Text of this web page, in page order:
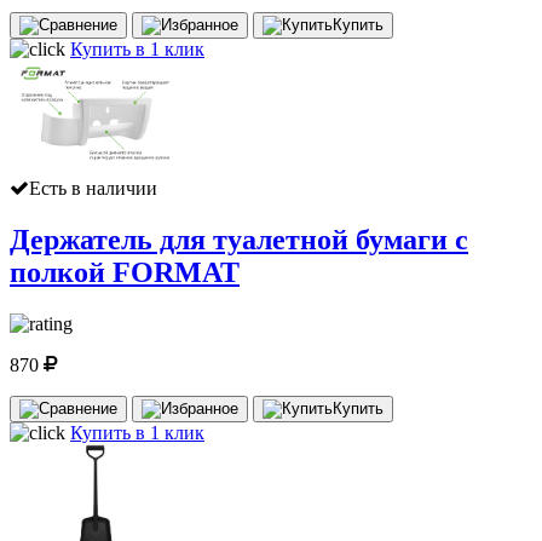
Купить
Купить в 1 клик
Есть в наличии
Держатель для туалетной бумаги с
полкой FORMAT
870
Купить
Купить в 1 клик